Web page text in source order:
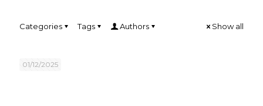
Categories Tags Authors Show all
01/12/2025